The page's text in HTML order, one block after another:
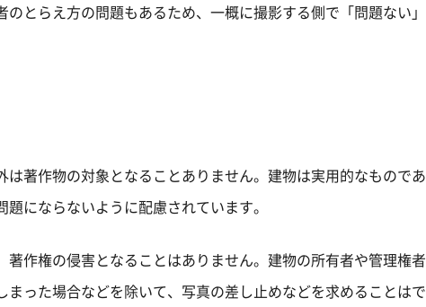
とらえ方の問題もあるため、一概に撮影する側で「問題ない」
著作物の対象となることありません。建物は実用的なものであ
にならないように配慮されています。
作権の侵害となることはありません。建物の所有者や管理権者
まった場合などを除いて、写真の差し止めなどを求めることはで